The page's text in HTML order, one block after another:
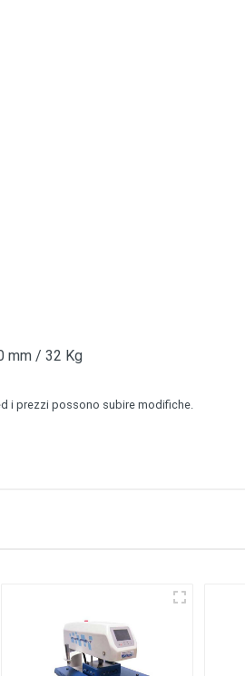
mm / 32 Kg
i prezzi possono subire modifiche.